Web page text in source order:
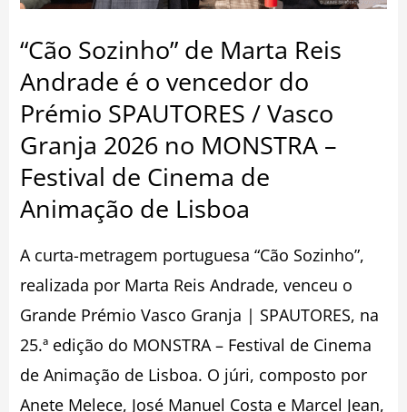
“Cão Sozinho” de Marta Reis
Andrade é o vencedor do
Prémio SPAUTORES / Vasco
Granja 2026 no MONSTRA –
Festival de Cinema de
Animação de Lisboa
A curta-metragem portuguesa “Cão Sozinho”,
realizada por Marta Reis Andrade, venceu o
Grande Prémio Vasco Granja | SPAUTORES, na
25.ª edição do MONSTRA – Festival de Cinema
de Animação de Lisboa. O júri, composto por
Anete Melece, José Manuel Costa e Marcel Jean,
vencedor
do
Prémio
SPAUTORES
/
Vasco
2026
no
MONSTRA
–
Festival